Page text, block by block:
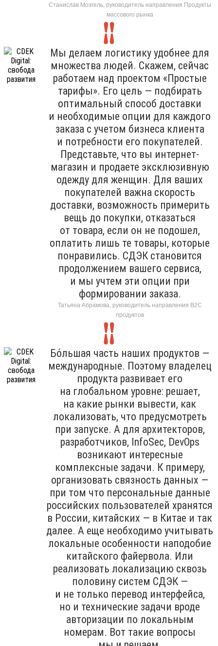
Станислав Мозгель, руководитель направления Продукты
массового рынка
Мы делаем логистику удобнее для
множества людей. Скажем, сейчас
работаем над проектом «Простые
тарифы». Его цель — подбирать
оптимальный способ доставки
и необходимые опции для каждого
заказа с учетом бизнеса клиента
и потребности его покупателей.
Представьте, что вы интернет-
магазин и продаете эксклюзивную
одежду для женщин. Для ваших
покупателей важна скорость
доставки, возможность примерить
вещь до покупки, отказаться
от товара, если он не подошел,
оплатить лишь те товары, которые
понравились. СДЭК становится
продолжением вашего сервиса,
и мы учтем эти опции при
формировании заказа.
Татьяна Абрамова, руководитель направления B2C
продуктов
Бо́льшая часть наших продуктов —
международные. Поэтому владелец
продукта развивает его
на глобальном уровне: решает,
на какие рынки вывести, как
локализовать, что предусмотреть
при запуске. А для архитекторов,
разработчиков, InfoSec, DevOps
возникают интересные
комплексные задачи. К примеру,
организовать связность данных —
при том что персональные данные
российских пользователей хранятся
в России, китайских — в Китае и так
далее. А еще необходимо учитывать
локальные особенности наподобие
китайского файервола. Или
реализовать локализацию сквозь
половину систем СДЭК —
и не только перевод интерфейса,
но и технические задачи вроде
авторизации по локальным
номерам. Вот такие вопросы